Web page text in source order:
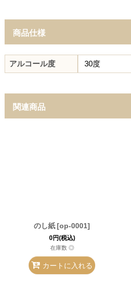
商品仕様
アルコール度 30度
関連商品
のし紙[op-0001]
0円(税込)
在庫数 ◎
カートに入れる